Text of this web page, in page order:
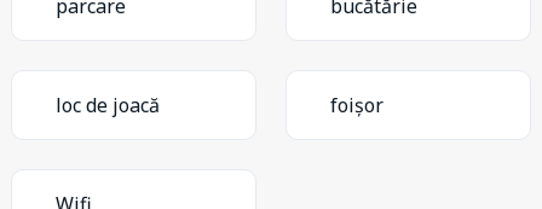
parcare bucătărie
loc de joacă foișor